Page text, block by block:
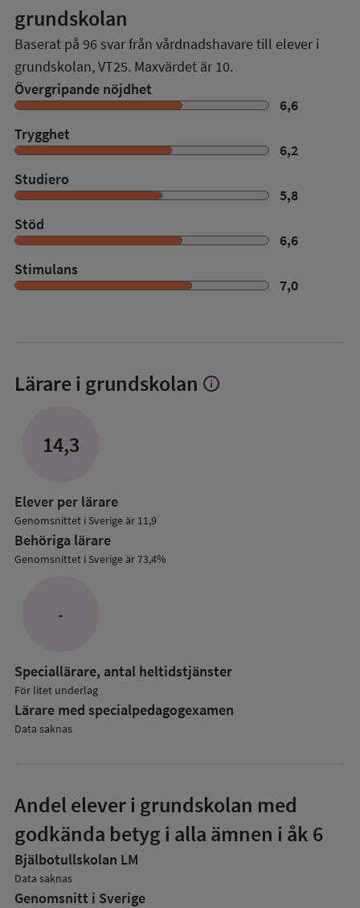
grundskolan
Baserat på 96 svar från vårdnadshavare till elever i
grundskolan,VT25. Maxvärdet är 10.
Övergripande nöjdhet
6,6
Trygghet
6,2
Studiero
5,8
Stöd
6,6
Stimulans
7,0
Lärare i grundskolan Visa
info
14,3
Elever per lärare
Genomsnittet i Sverige är 11,9
Behöriga lärare
Genomsnittet i Sverige är 73,4%
-
Speciallärare, antal heltidstjänster
För litet underlag
Lärare med specialpedagog­examen
Data saknas
Andel elever i grundskolan med
godkända betyg i alla ämnen i åk 6
Bjälbotullskolan LM
Data saknas
Genomsnitt i Sverige